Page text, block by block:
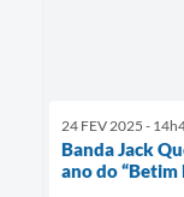
24 FEV 2025 -
Banda Jack
ano do